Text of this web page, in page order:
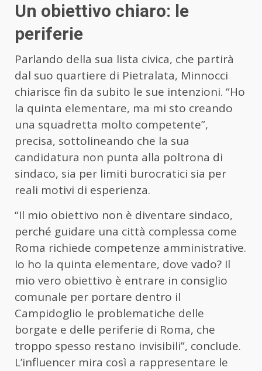
Un obiettivo chiaro: le
periferie
Parlando della sua lista civica, che partirà
dal suo quartiere di Pietralata, Minnocci
chiarisce fin da subito le sue intenzioni. “Ho
la quinta elementare, ma mi sto creando
una squadretta molto competente”,
precisa, sottolineando che la sua
candidatura non punta alla poltrona di
sindaco, sia per limiti burocratici sia per
reali motivi di esperienza.
“Il mio obiettivo non è diventare sindaco,
perché guidare una città complessa come
Roma richiede competenze amministrative.
Io ho la quinta elementare, dove vado? Il
mio vero obiettivo è entrare in consiglio
comunale per portare dentro il
Campidoglio le problematiche delle
borgate e delle periferie di Roma, che
troppo spesso restano invisibili”, conclude.
L’influencer mira così a rappresentare le